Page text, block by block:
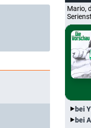
Mario,
bei
bei